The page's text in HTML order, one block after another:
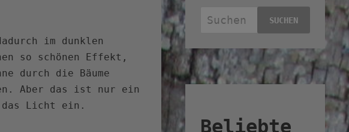
im dunklen
so schönen Effekt,
durch die Bäume
Aber das ist nur ein
das Licht ein.
Suchen
Beliebte